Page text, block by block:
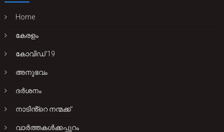
Home
കേരളം
കോവിഡ് 19
അനുഭവം
ദർശനം
നാടിൻ്റെ നന്മക്ക്
വാർത്തകൾക്കപ്പുറം